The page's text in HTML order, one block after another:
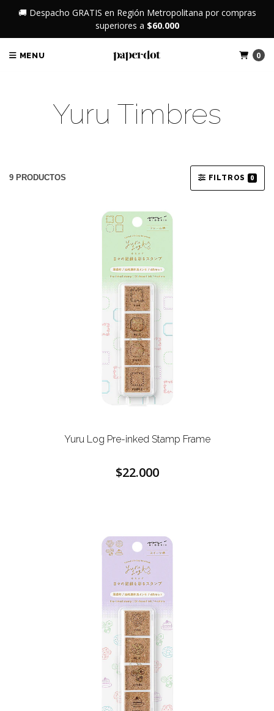
🚚 Despacho GRATIS en Región Metropolitana por compras
superiores a $60.000
MENU 0
Yuru Timbres
9 PRODUCTOS FILTROS 0
Yuru Log Pre-inked Stamp Frame
$22.000